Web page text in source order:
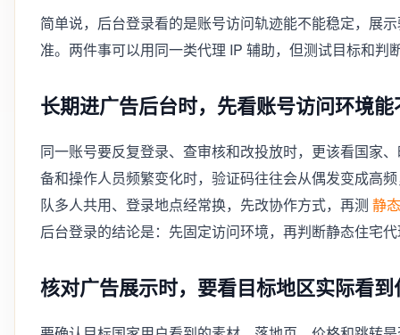
简单说，后台登录看的是账号访问轨迹能不能稳定，展
准。两件事可以用同一类代理 IP 辅助，但测试目标和判
长期进广告后台时，先看账号访问环境
同一账号要反复登录、查审核和改投放时，更该看国家
备和操作人员频繁变化时，验证码往往会从偶发变成高
队多人共用、登录地点经常换，先改协作方式，再测 静
后台登录的结论是：先固定访问环境，再判断静态住宅
核对广告展示时，要看目标地区实际看到